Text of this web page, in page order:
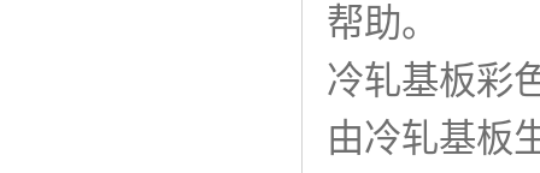
帮助。
冷轧基板彩
由冷轧基板